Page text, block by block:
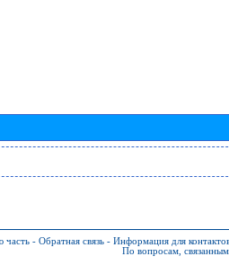
часть - Обратная связь - Информация для
По вопросам,